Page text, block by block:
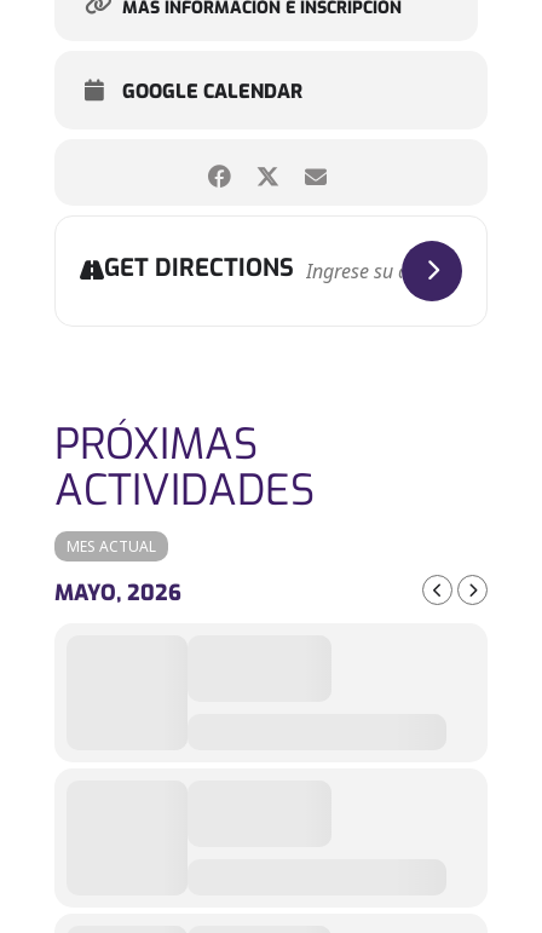
MÁS INFORMACIÓN E INSCRIPCIÓN
GOOGLE CALENDAR
GET DIRECTIONS
PRÓXIMAS
ACTIVIDADES
MES ACTUAL
MAYO, 2026